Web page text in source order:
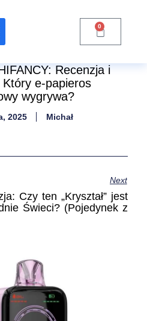
0
Recenzja i
e-papieros
wygrywa?
2025 Michał
Next
Czy ten „Kryształ” jest
Świeci? (Pojedynek z